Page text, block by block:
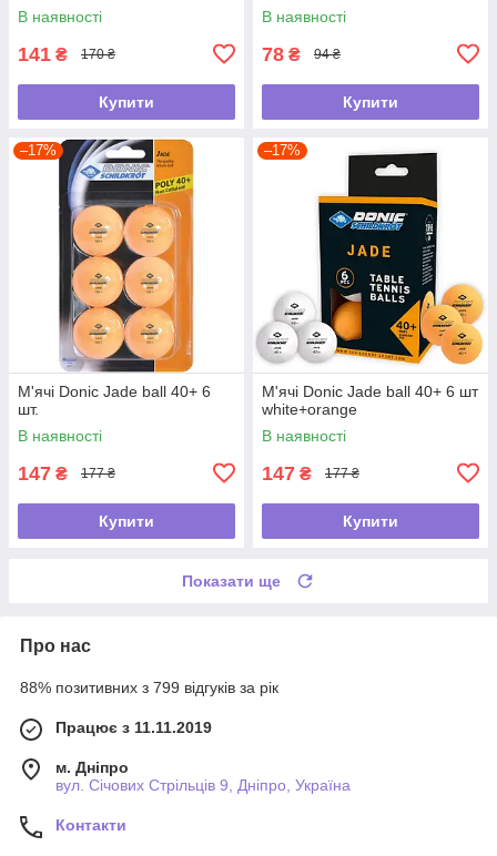
В наявності
141 ₴ 170 ₴
Купити
В наявності
78 ₴ 94 ₴
Купити
–17%
М'ячі Donic Jade ball 40+ 6
шт.
В наявності
147 ₴ 177 ₴
Купити
–17%
М'ячі Donic Jade ball 40+ 6 шт
white+orange
В наявності
147 ₴ 177 ₴
Купити
Показати ще
Про нас
88% позитивних з 799 відгуків за рік
Працює з 11.11.2019
м. Дніпро
вул. Січових Стрільців 9, Дніпро, Україна
Контакти